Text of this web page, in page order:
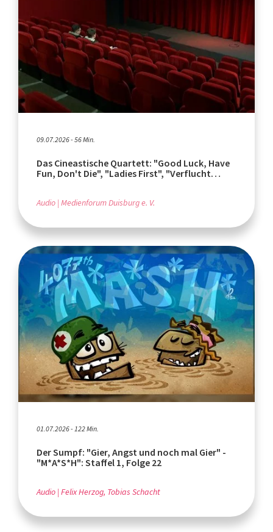
09.07.2026 - 56 Min.
Das Cineastische Quartett: "Good Luck, Have
Fun, Don't Die", "Ladies First", "Verflucht
Audio Medienforum Duisburg e. V.
01.07.2026 - 122 Min.
Der Sumpf: "Gier, Angst und noch mal Gier" -
"M*A*S*H": Staffel 1, Folge 22
Audio Felix Herzog, Tobias Schacht